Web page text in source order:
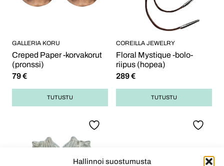
Hallinnoi suostumusta
GALLERIA KORU
Creped Paper -korvakorut
(pronssi)
79€
TUTUSTU
COREILLA JEWELRY
Floral Mystique -bolo-
riipus (hopea)
289€
TUTUSTU